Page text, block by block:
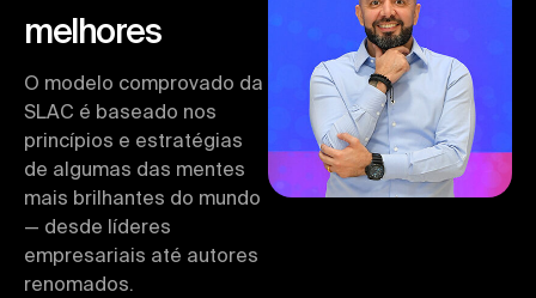
melhores
O modelo comprovado da
SLAC é baseado nos
princípios e estratégias
de algumas das mentes
mais brilhantes do mundo
— desde líderes
empresariais até autores
renomados.